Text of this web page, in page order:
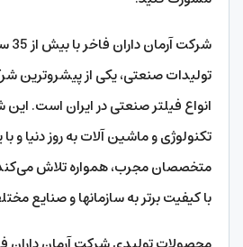
تولیدات صنعتی، یکی از پیشروترین
انواع فیلتر صنعتی در ایران است. این
تکنولوژی و ماشین آلات به روز دنیا و
متخصصان مجرب، همواره تلاش می‌کند
با کیفیت برتر به سازمانها و صنایع